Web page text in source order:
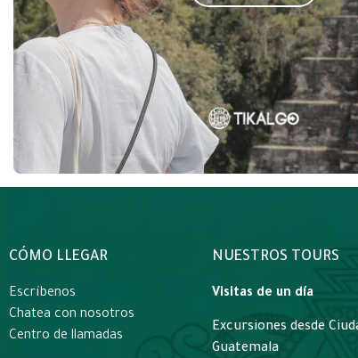
CÓMO LLEGAR
Escríbenos
Chatea con nosotros
Centro de llamadas
NUESTROS TOURS
Visitas de un día
Excursiones desde
Guatemala